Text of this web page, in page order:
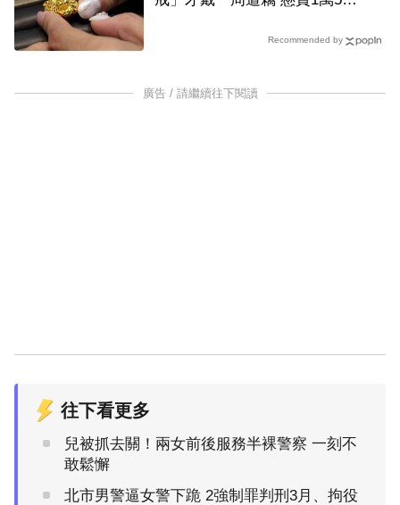
Recommended by
廣告 / 請繼續往下閱讀
往下看更多
兒被抓去關！兩女前後服務半裸警察 一刻不
敢鬆懈
北市男警逼女警下跪 2強制罪判刑3月、拘役